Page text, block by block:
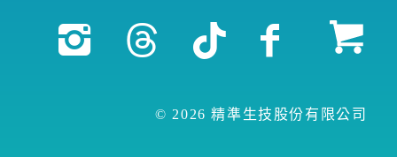
© 2026 精準生技股份有限公司